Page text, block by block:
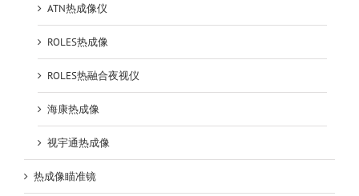
ATN热成像仪
ROLES热成像
ROLES热融合夜视仪
海康热成像
视宇通热成像
热成像瞄准镜